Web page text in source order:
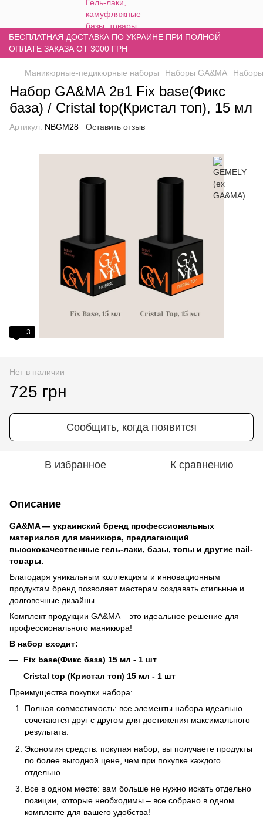
БЕСПЛАТНАЯ ДОСТАВКА ПО УКРАИНЕ ПРИ ПОЛНОЙ
ОПЛАТЕ ЗАКАЗА ОТ 3000 ГРН
Маникюрные-педикюрные наборы Наборы GA&MA
Набор GA&MA 2в1 Fix base(Фикс
база) / Cristal top(Кристал топ), 15 мл
Артикул: NBGM28 Оставить отзыв
3
Нет в наличии
725 грн
Сообщить, когда появится
В избранное К сравнению
Описание
GA&MA — украинский бренд профессиональных
материалов для маникюра, предлагающий
высококачественные гель-лаки, базы, топы и другие nail-
товары.
Благодаря уникальным коллекциям и инновационным
продуктам бренд позволяет мастерам создавать стильные и
долговечные дизайны.
Комплект продукции GA&MA – это идеальное решение для
профессионального маникюра!
В набор входит:
Fix base(Фикс база) 15 мл - 1 шт
Cristal top (Кристал топ) 15 мл - 1 шт
Преимущества покупки набора:
Полная совместимость: все элементы набора идеально
сочетаются друг с другом для достижения максимального
результата.
Экономия средств: покупая набор, вы получаете продукты
по более выгодной цене, чем при покупке каждого
отдельно.
Все в одном месте: вам больше не нужно искать отдельно
позиции, которые необходимы – все собрано в одном
комплекте для вашего удобства!